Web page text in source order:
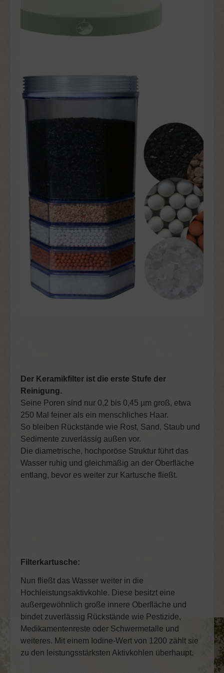
Der Keramikfilter ist die erste Stufe der
Reinigung.
Seine Poren sind nur 0,2 bis 0,45 µm groß, etwa
250 Mal feiner als ein menschliches Haar.
So bleiben Rückstände wie Rost, Sand, Staub und
Sedimente zuverlässig außen vor.
Die diametrische, hochporöse Struktur führt das
Wasser ruhig und gleichmäßig an der Oberfläche
entlang, bevor es weiter zur Kartusche fließt.
Filterkartusche:
Nun fließt das Wasser weiter in die
Hochleistungsaktivkohle. Diese besitzt eine
außergewöhnlich große innere Oberfläche und
bindet zuverlässig Rückstände wie Pestizide,
Medikamentenreste oder Schwermetalle und
weiteres. Mit einem Iodine-Wert von 1200 zählt sie
zu den leistungsstärksten Aktivkohlen überhaupt.